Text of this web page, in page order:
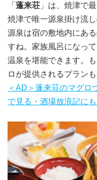
「 蓬来荘 」は、焼津で
焼津で唯一源泉掛け流
源泉は宿の敷地内にあ
すね。家族風呂になっ
温泉を堪能できます。
ロが提供されるプランも
＜AD＞蓬来荘のマグロ
で見る・酒場放浪記に